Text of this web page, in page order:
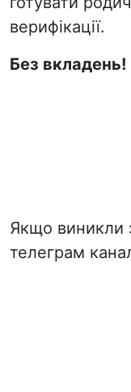
верифікації.
Без вкладень!
Якщо виникли
телеграм